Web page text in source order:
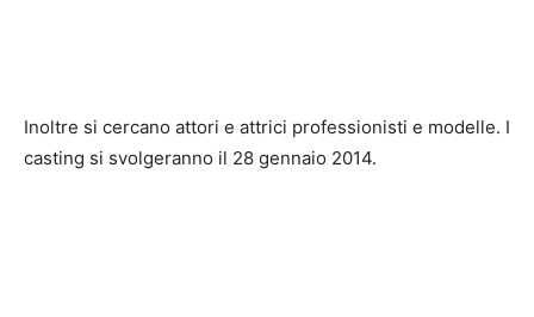
Inoltre si cercano attori e attrici professionisti e modelle. I
casting si svolgeranno il 28 gennaio 2014.